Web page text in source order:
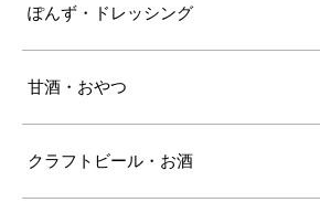
ぽんず・ドレッシング
甘酒・おやつ
クラフトビール・お酒